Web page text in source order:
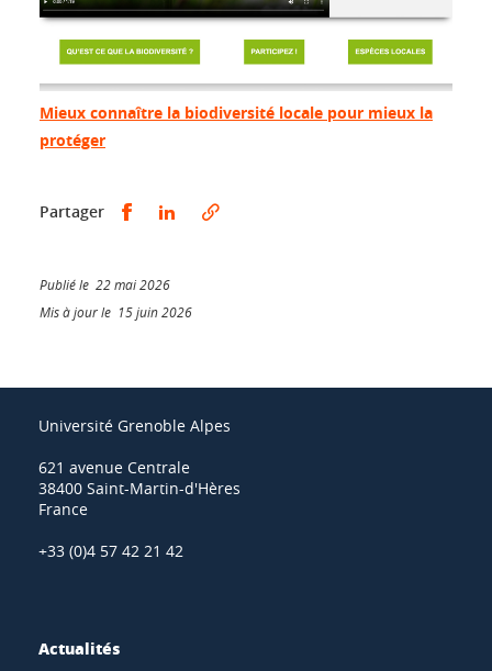
Mieux connaître la biodiversité locale pour mieux la
protéger
Partager Partager sur Facebook
Partager sur LinkedIn
Publié le 22 mai 2026
Mis à jour le 15 juin 2026
Université Grenoble Alpes
621 avenue Centrale
38400 Saint-Martin-d'Hères
France
+33 (0)4 57 42 21 42
Actualités